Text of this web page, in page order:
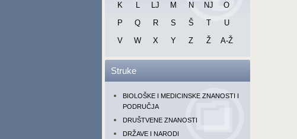
K
L LJ M N NJ
O
P
Q R S Š T
U
V
W X Y Z Ž A-Ž
Struke
BIOLOŠKE I MEDICINSKE ZNANOSTI I
PODRUČJA
DRUŠTVENE ZNANOSTI
DRŽAVE I NARODI